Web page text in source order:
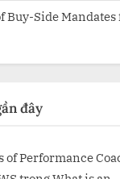
Buy-Side Mandates
đây
of Performance